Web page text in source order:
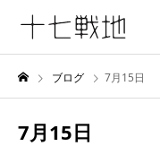
ブログ 7月15日
7月15日